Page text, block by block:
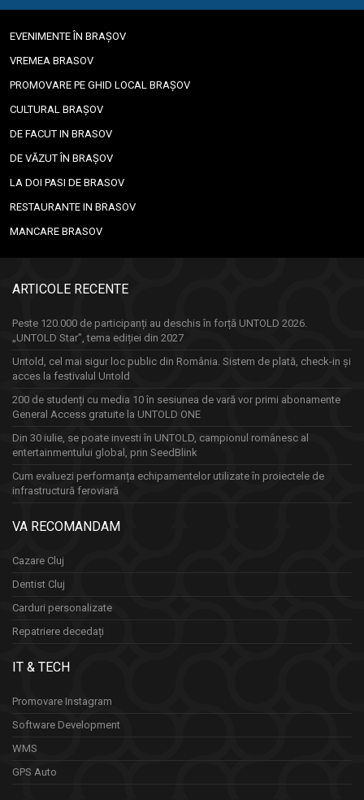
EVENIMENTE ÎN BRAȘOV
VREMEA BRASOV
PROMOVARE PE GHID LOCAL BRAȘOV
CULTURAL BRAȘOV
DE FACUT IN BRASOV
DE VĂZUT ÎN BRAȘOV
LA DOI PASI DE BRASOV
RESTAURANTE IN BRASOV
MANCARE BRASOV
ARTICOLE RECENTE
Peste 120.000 de participanți au deschis în forță UNTOLD 2026.
„UNTOLD Star”, tema ediției din 2027
Untold, cel mai sigur loc public din România. Sistem de plată, check-in și
acces la festivalul Untold
200 de studenți cu media 10 în sesiunea de vară vor primi abonamente
General Access gratuite la UNTOLD ONE
Din 30 iulie, se poate investi în UNTOLD, campionul românesc al
entertainmentului global, prin SeedBlink
Cum evaluezi performanța echipamentelor utilizate în proiectele de
infrastructură feroviară
VA RECOMANDAM
Cazare Cluj
Dentist Cluj
Carduri personalizate
Repatriere decedați
IT & TECH
Promovare Instagram
Software Development
WMS
GPS Auto